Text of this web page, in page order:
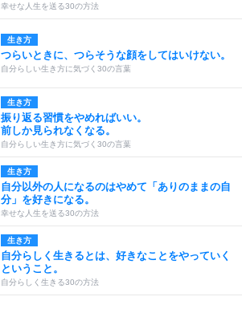
幸せな人生を送る30の方法
生き方
つらいときに、つらそうな顔をしてはいけない。
自分らしい生き方に気づく30の言葉
生き方
振り返る習慣をやめればいい。
前しか見られなくなる。
自分らしい生き方に気づく30の言葉
生き方
自分以外の人になるのはやめて「ありのままの自
分」を好きになる。
幸せな人生を送る30の方法
生き方
自分らしく生きるとは、好きなことをやっていく
ということ。
自分らしく生きる30の方法